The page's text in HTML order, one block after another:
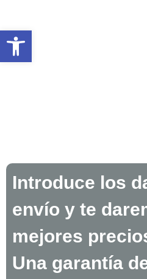
Abrir barra
Introduce los
envío y te
mejores
Una garantía